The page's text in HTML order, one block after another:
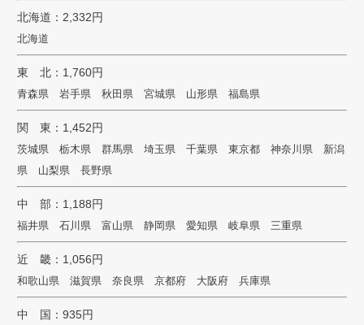
北海道：2,332円
北海道
東 北：1,760円
青森県 岩手県 秋田県 宮城県 山形県 福島県
関 東：1,452円
茨城県 栃木県 群馬県 埼玉県 千葉県 東京都 神奈川県 新潟
県 山梨県 長野県
中 部：1,188円
福井県 石川県 富山県 静岡県 愛知県 岐阜県 三重県
近 畿：1,056円
和歌山県 滋賀県 奈良県 京都府 大阪府 兵庫県
中 国：935円